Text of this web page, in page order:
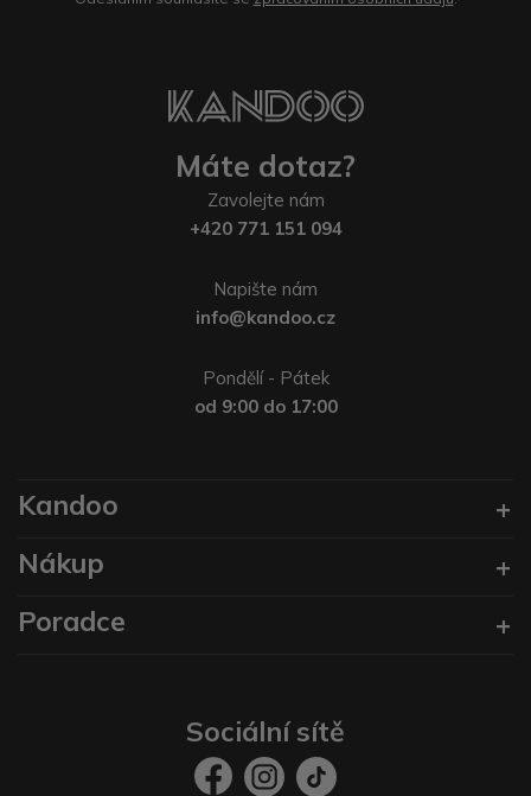
Máte dotaz?
Zavolejte nám
+420 771 151 094
Napište nám
info@kandoo.cz
Pondělí - Pátek
od 9:00 do 17:00
Kandoo
Nákup
Poradce
Sociální sítě